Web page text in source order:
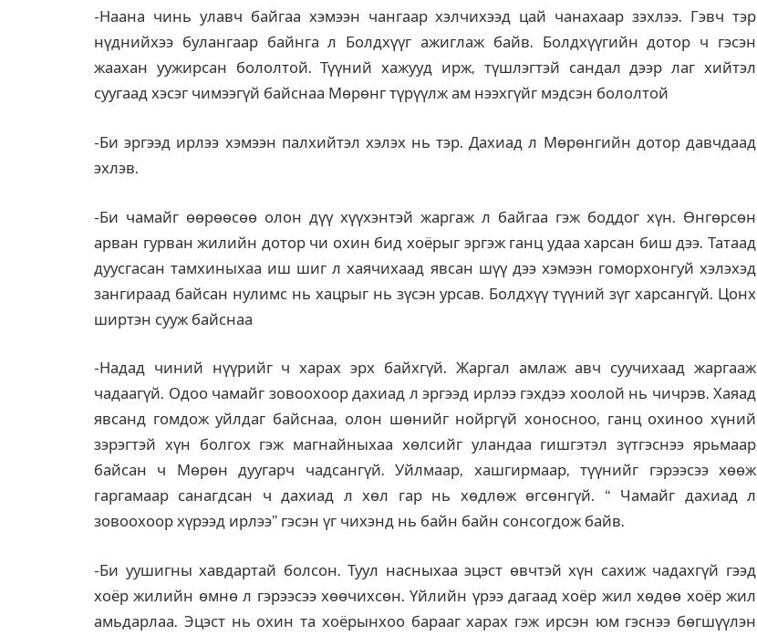
-Наана чинь улавч байгаа хэмээн чангаар хэлчихээд цай чанахаар зэхлээ. Гэвч тэр
нүднийхээ булангаар байнга л Болдхүүг ажиглаж байв. Болдхүүгийн дотор ч гэсэн
жаахан уужирсан бололтой. Түүний хажууд ирж, түшлэгтэй сандал дээр лаг хийтэл
суугаад хэсэг чимээгүй байснаа Мөрөнг түрүүлж ам нээхгүйг мэдсэн бололтой
-Би эргээд ирлээ хэмээн палхийтэл хэлэх нь тэр. Дахиад л Мөрөнгийн дотор давчдаад
эхлэв.
-Би чамайг өөрөөсөө олон дүү хүүхэнтэй жаргаж л байгаа гэж боддог хүн. Өнгөрсөн
арван гурван жилийн дотор чи охин бид хоёрыг эргэж ганц удаа харсан биш дээ. Татаад
дуусгасан тамхиныхаа иш шиг л хаячихаад явсан шүү дээ хэмээн гоморхонгуй хэлэхэд
зангираад байсан нулимс нь хацрыг нь зүсэн урсав. Болдхүү түүний зүг харсангүй. Цонх
ширтэн сууж байснаа
-Надад чиний нүүрийг ч харах эрх байхгүй. Жаргал амлаж авч суучихаад жаргааж
чадаагүй. Одоо чамайг зовоохоор дахиад л эргээд ирлээ гэхдээ хоолой нь чичрэв. Хаяад
явсанд гомдож уйлдаг байснаа, олон шөнийг нойргүй хоносноо, ганц охиноо хүний
зэрэгтэй хүн болгох гэж магнайныхаа хөлсийг уландаа гишгэтэл зүтгэснээ ярьмаар
байсан ч Мөрөн дуугарч чадсангүй. Уйлмаар, хашгирмаар, түүнийг гэрээсээ хөөж
гаргамаар санагдсан ч дахиад л хөл гар нь хөдлөж өгсөнгүй. “ Чамайг дахиад л
зовоохоор хүрээд ирлээ” гэсэн үг чихэнд нь байн байн сонсогдож байв.
-Би уушигны хавдартай болсон. Туул насныхаа эцэст өвчтэй хүн сахиж чадахгүй гээд
хоёр жилийн өмнө л гэрээсээ хөөчихсөн. Үйлийн үрээ дагаад хоёр жил хөдөө хоёр жил
амьдарлаа. Эцэст нь охин та хоёрынхоо барааг харах гэж ирсэн юм гэснээ бөгшүүлэн